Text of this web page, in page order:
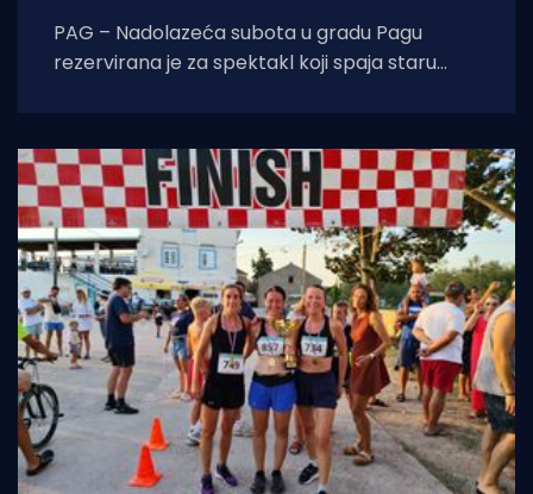
PAG – Nadolazeća subota u gradu Pagu
rezervirana je za spektakl koji spaja staru